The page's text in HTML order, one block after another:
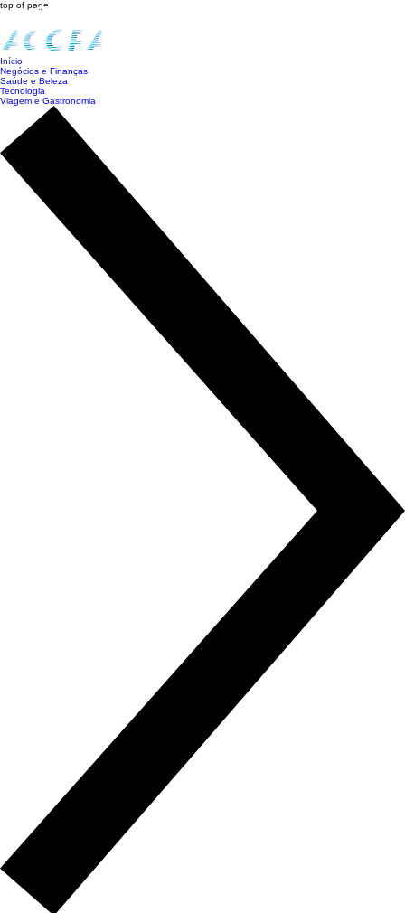
top of page
Início
Negócios e Finanças
Saúde e Beleza
Tecnologia
Viagem e Gastronomia